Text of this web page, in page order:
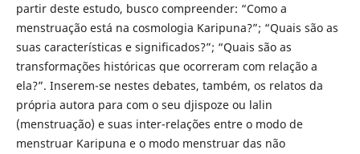
partir deste estudo, busco compreender: “Como a
menstruação está na cosmologia Karipuna?”; “Quais são as
suas características e significados?”; “Quais são as
transformações históricas que ocorreram com relação a
ela?”. Inserem-se nestes debates, também, os relatos da
própria autora para com o seu djispoze ou lalin
(menstruação) e suas inter-relações entre o modo de
menstruar Karipuna e o modo menstruar das não